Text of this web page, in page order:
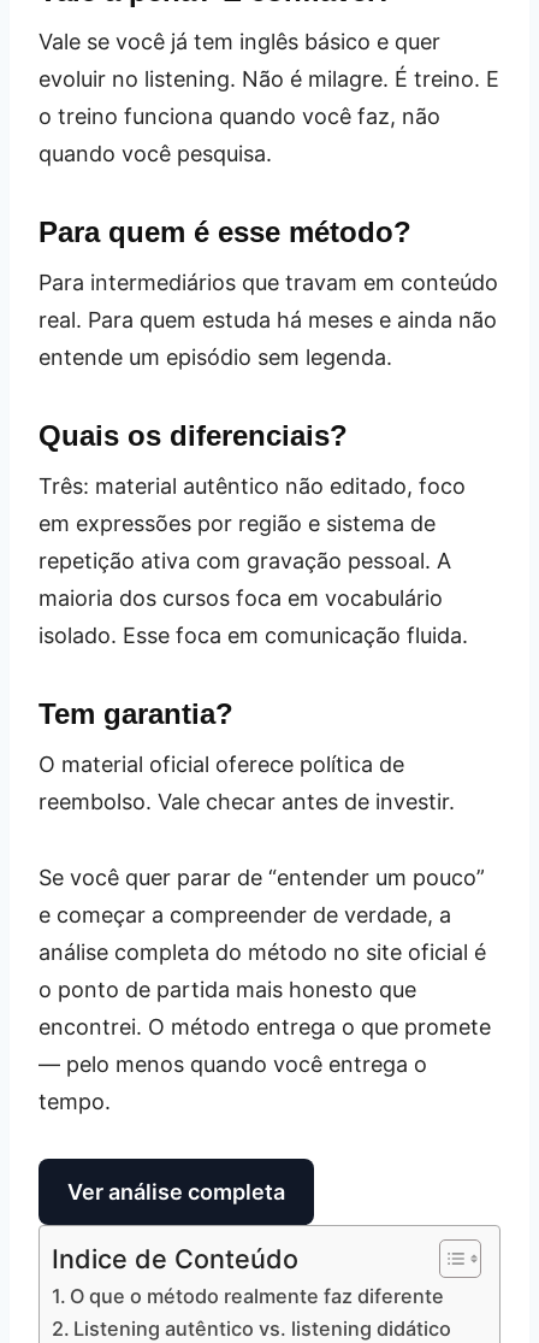
Vale se você já tem inglês básico e quer
evoluir no listening. Não é milagre. É treino. E
o treino funciona quando você faz, não
quando você pesquisa.
Para quem é esse método?
Para intermediários que travam em conteúdo
real. Para quem estuda há meses e ainda não
entende um episódio sem legenda.
Quais os diferenciais?
Três: material autêntico não editado, foco
em expressões por região e sistema de
repetição ativa com gravação pessoal. A
maioria dos cursos foca em vocabulário
isolado. Esse foca em comunicação fluida.
Tem garantia?
O material oficial oferece política de
reembolso. Vale checar antes de investir.
Se você quer parar de “entender um pouco”
e começar a compreender de verdade, a
análise completa do método no site oficial é
o ponto de partida mais honesto que
encontrei. O método entrega o que promete
— pelo menos quando você entrega o
tempo.
Ver análise completa
Indice de Conteúdo
O que o método realmente faz diferente
Listening autêntico vs. listening didático